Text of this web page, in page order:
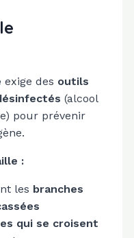
exige des outils
(alcool
pour prévenir
:
les branches
qui se croisent